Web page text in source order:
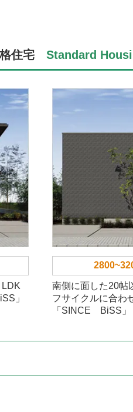
住宅 Standard
」
南側に面した20帖
フサイクルに合わ
「SINCE BiSS」